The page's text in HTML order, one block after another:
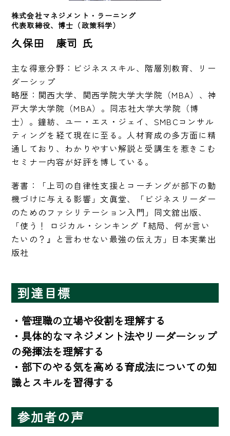
株式会社マネジメント・ラーニング
代表取締役、博士（政策科学）
久保田 康司 氏
主な得意分野：ビジネススキル、階層別教育、リー
ダーシップ
略歴：関西大学、関西学院大学大学院（MBA）、神
戸大学大学院（MBA）。同志社大学大学院（博
士）。鐘紡、ユー・エス・ジェイ、SMBCコンサル
ティングを経て現在に至る。人材育成の多方面に精
通しており、わかりやすい解説と受講生を惹きこむ
セミナー内容が好評を博している。
著書：「上司の自律性支援とコーチングが部下の動
機づけに与える影響」文眞堂、「ビジネスリーダー
のためのファシリテーション入門」同文舘出版、
「使う！ ロジカル・シンキング『結局、何が言い
たいの？』と言わせない最強の伝え方」日本実業出
版社
到達目標
・管理職の立場や役割を理解する
・具体的なマネジメント法やリーダーシップ
の発揮法を理解する
・部下のやる気を高める育成法についての知
識とスキルを習得する
参加者の声